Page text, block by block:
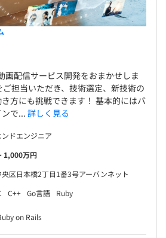
画配信サービス開発をおまかせしま
担当いただき、技術選定、新技術の
方にも挑戦できます！ 基本的にはバ
で... 詳しく見る
ドエンジニア
1,000万円
区日本橋2丁目1番3号アーバンネット
C++ Go言語
Ruby
on Rails